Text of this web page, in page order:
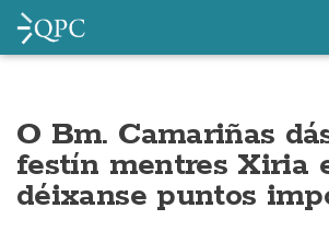
O Bm. Camariñas
festín mentres Xiria
déixanse puntos